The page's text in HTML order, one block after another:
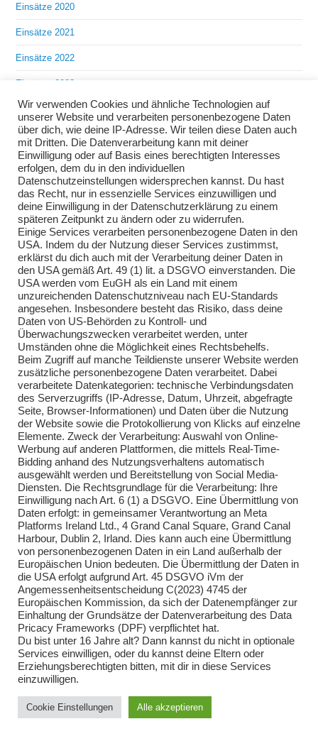
Einsätze 2020
Einsätze 2021
Einsätze 2022
Einsätze 2023
Einsätze 2024
Einsätze 2025
Übungen 2018
Übungen 2019
Übungen 2020
Übungen 2021
Übungen 2022
Übungen 2023
Übungen 2024
Übungen 2025
Impressum
Impressum
Kontakt
Kontakt
Brandsicherheitswache
Brandsicherheitswache
Wir verwenden Cookies und ähnliche Technologien auf
unserer Website und verarbeiten personenbezogene Daten
über dich, wie deine IP-Adresse. Wir teilen diese Daten auch
mit Dritten. Die Datenverarbeitung kann mit deiner
Einwilligung oder auf Basis eines berechtigten Interesses
erfolgen, dem du in den individuellen
Datenschutzeinstellungen widersprechen kannst. Du hast
das Recht, nur in essenzielle Services einzuwilligen und
deine Einwilligung in der Datenschutzerklärung zu einem
späteren Zeitpunkt zu ändern oder zu widerrufen.
Einige Services verarbeiten personenbezogene Daten in den
USA. Indem du der Nutzung dieser Services zustimmst,
erklärst du dich auch mit der Verarbeitung deiner Daten in
den USA gemäß Art. 49 (1) lit. a DSGVO einverstanden. Die
USA werden vom EuGH als ein Land mit einem
unzureichenden Datenschutzniveau nach EU-Standards
angesehen. Insbesondere besteht das Risiko, dass deine
Daten von US-Behörden zu Kontroll- und
Überwachungszwecken verarbeitet werden, unter
Umständen ohne die Möglichkeit eines Rechtsbehelfs.
Beim Zugriff auf manche Teildienste unserer Website werden
zusätzliche personenbezogene Daten verarbeitet. Dabei
verarbeitete Datenkategorien: technische Verbindungsdaten
des Serverzugriffs (IP-Adresse, Datum, Uhrzeit, abgefragte
Seite, Browser-Informationen) und Daten über die Nutzung
der Website sowie die Protokollierung von Klicks auf einzelne
Elemente. Zweck der Verarbeitung: Auswahl von Online-
Werbung auf anderen Plattformen, die mittels Real-Time-
Bidding anhand des Nutzungsverhaltens automatisch
ausgewählt werden und Bereitstellung von Social Media-
Diensten. Die Rechtsgrundlage für die Verarbeitung: Ihre
Einwilligung nach Art. 6 (1) a DSGVO. Eine Übermittlung von
Daten erfolgt: in gemeinsamer Verantwortung an Meta
Platforms Ireland Ltd., 4 Grand Canal Square, Grand Canal
Harbour, Dublin 2, Irland. Dies kann auch eine Übermittlung
von personenbezogenen Daten in ein Land außerhalb der
Europäischen Union bedeuten. Die Übermittlung der Daten in
die USA erfolgt aufgrund Art. 45 DSGVO iVm der
Angemessenheitsentscheidung C(2023) 4745 der
Europäischen Kommission, da sich der Datenempfänger zur
Einhaltung der Grundsätze der Datenverarbeitung des Data
Pricacy Frameworks (DPF) verpflichtet hat.
Du bist unter 16 Jahre alt? Dann kannst du nicht in optionale
Services einwilligen, oder du kannst deine Eltern oder
Erziehungsberechtigten bitten, mit dir in diese Services
einzuwilligen.
Cookie Einstellungen Alle akzeptieren